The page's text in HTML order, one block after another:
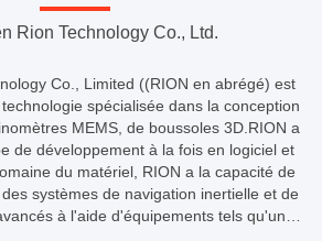
Rion Technology Co., Ltd.
Co., Limited ((RION en abrégé) est
spécialisée dans la conception
MEMS, de boussoles 3D.RION a
de développement à la fois en logiciel et
du matériel, RION a la capacité de
systèmes de navigation inertielle et de
à l'aide d'équipements tels qu'une